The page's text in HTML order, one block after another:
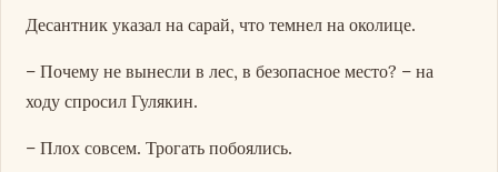
Десантник указал на сарай, что темнел на околице.
– Почему не вынесли в лес, в безопасное место? – на
ходу спросил Гулякин.
– Плох совсем. Трогать побоялись.